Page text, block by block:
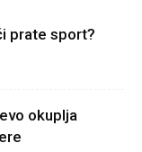
prate sport?
okuplja